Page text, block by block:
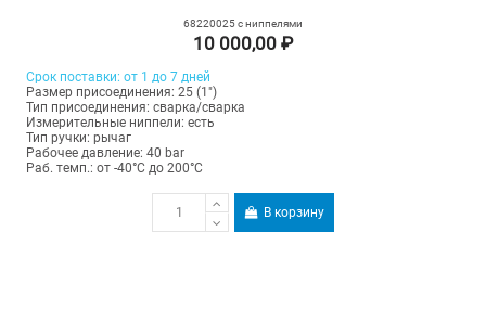
68220025 с ниппелями
10 000,00 ₽
Срок поставки: от 1 до 7 дней
Размер присоединения: 25 (1")
Тип присоединения: сварка/сварка
Измерительные ниппели: есть
Тип ручки: рычаг
Рабочее давление: 40 bar
Раб. темп.: от -40°C до 200°C
В корзину